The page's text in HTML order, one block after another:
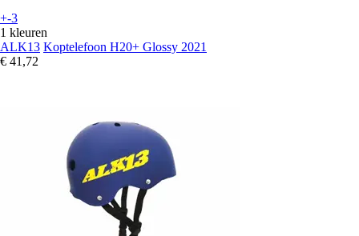
+-3
1 kleuren
ALK13 Koptelefoon H20+ Glossy 2021
€ 41,72